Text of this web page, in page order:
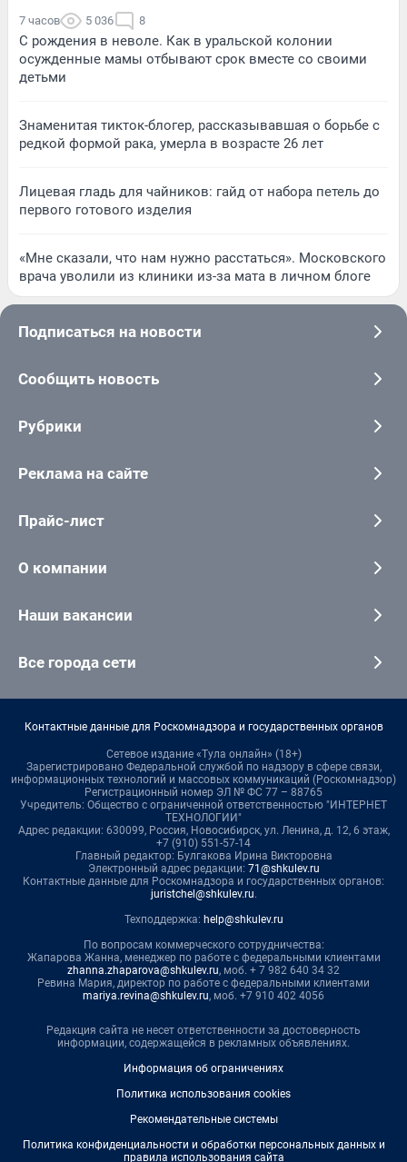
7 часов 5 036 8
С рождения в неволе. Как в уральской колонии
осужденные мамы отбывают срок вместе со своими
детьми
Знаменитая тикток-блогер, рассказывавшая о борьбе с
редкой формой рака, умерла в возрасте 26 лет
Лицевая гладь для чайников: гайд от набора петель до
первого готового изделия
«Мне сказали, что нам нужно расстаться». Московского
врача уволили из клиники из-за мата в личном блоге
Подписаться на новости
Сообщить новость
Рубрики
Реклама на сайте
Прайс-лист
О компании
Наши вакансии
Все города сети
Контактные данные для Роскомнадзора и государственных органов
Сетевое издание «Тула онлайн» (18+)
Зарегистрировано Федеральной службой по надзору в сфере связи,
информационных технологий и массовых коммуникаций (Роскомнадзор)
Регистрационный номер ЭЛ № ФС 77 – 88765
Учредитель: Общество с ограниченной ответственностью "ИНТЕРНЕТ
ТЕХНОЛОГИИ"
Адрес редакции: 630099, Россия, Новосибирск, ул. Ленина, д. 12, 6 этаж,
+7 (910) 551-57-14
Главный редактор: Булгакова Ирина Викторовна
Электронный адрес редакции: 71@shkulev.ru
Контактные данные для Роскомнадзора и государственных органов:
juristchel@shkulev.ru.
Техподдержка: help@shkulev.ru
По вопросам коммерческого сотрудничества:
Жапарова Жанна, менеджер по работе с федеральными клиентами
zhanna.zhaparova@shkulev.ru, моб. + 7 982 640 34 32
Ревина Мария, директор по работе с федеральными клиентами
mariya.revina@shkulev.ru, моб. +7 910 402 4056
Редакция сайта не несет ответственности за достоверность
информации, содержащейся в рекламных объявлениях.
Информация об ограничениях
Политика использования cookies
Рекомендательные системы
Политика конфиденциальности и обработки персональных данных и
правила использования сайта